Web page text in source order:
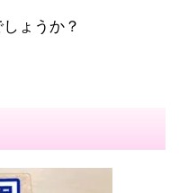
ょうか？